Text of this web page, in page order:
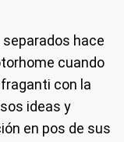
hace
cuando
con la
ideas y
en pos de sus